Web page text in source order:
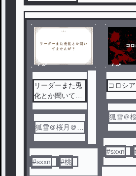
ノベ
リーダーまた兎
化とか聞いてま
狐雪＠桜月＠無
#sxxn #桃
ノベ
コロシ
狐雪＠
#sxxn